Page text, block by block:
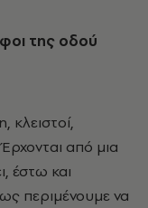
της οδού
κλειστοί,
από μια
έστω και
περιμένουμε να